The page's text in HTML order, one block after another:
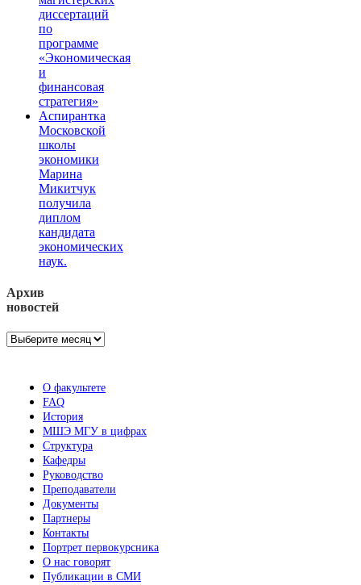
диссертаций
по
программе
«Экономическая
и
финансовая
стратегия»
Аспирантка
Московской
школы
экономики
Марина
Микитчук
получила
диплом
кандидата
экономических
наук.
Архив
новостей
Архив
О факультете
FAQ
История
МШЭ МГУ в цифрах
Структура
Кафедры
Руководство
Преподаватели
Документы
Партнеры
Контакты
Портрет первокурсника
О нас говорят
Публикации в СМИ